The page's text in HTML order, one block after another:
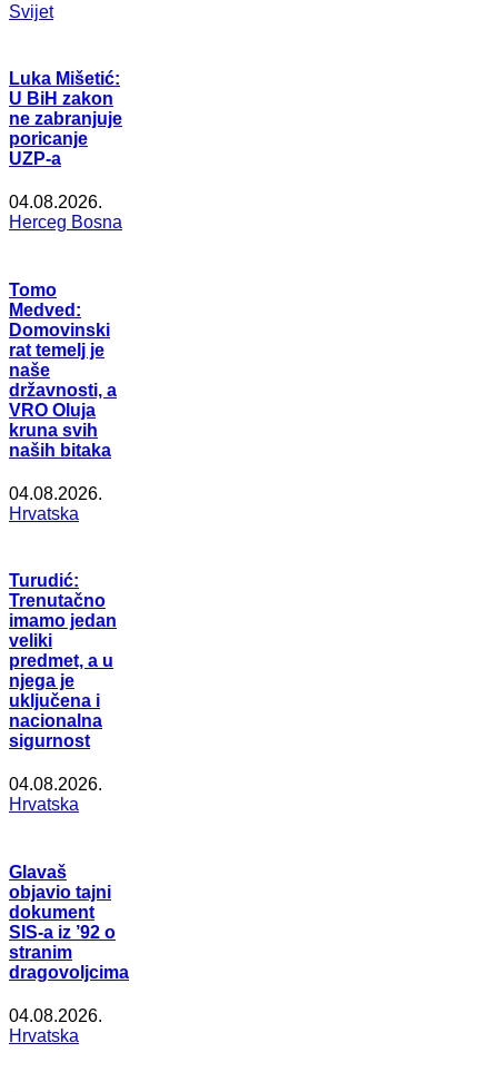
Svijet
Luka Mišetić:
U BiH zakon
ne zabranjuje
poricanje
UZP-a
04.08.2026.
Herceg Bosna
Tomo
Medved:
Domovinski
rat temelj je
naše
državnosti, a
VRO Oluja
kruna svih
naših bitaka
04.08.2026.
Hrvatska
Turudić:
Trenutačno
imamo jedan
veliki
predmet, a u
njega je
uključena i
nacionalna
sigurnost
04.08.2026.
Hrvatska
Glavaš
objavio tajni
dokument
SIS-a iz ’92 o
stranim
dragovoljcima
04.08.2026.
Hrvatska